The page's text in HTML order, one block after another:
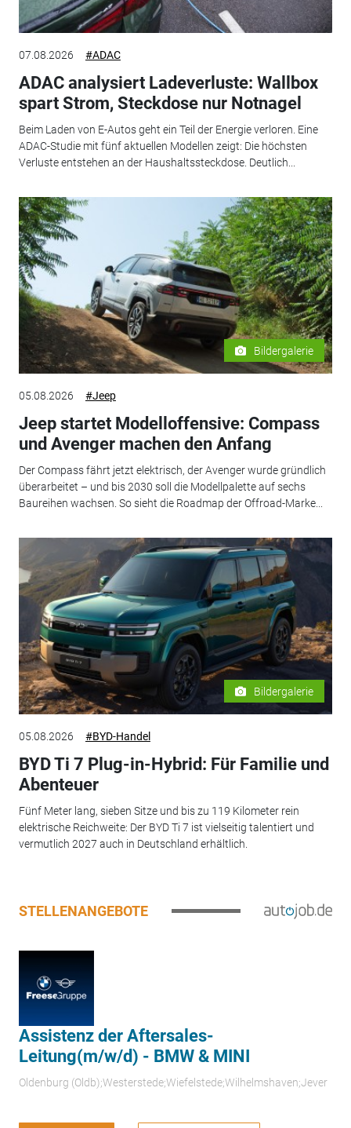
07.08.2026 #ADAC
ADAC analysiert Ladeverluste: Wallbox
spart Strom, Steckdose nur Notnagel
Beim Laden von E-Autos geht ein Teil der Energie verloren. Eine
ADAC-Studie mit fünf aktuellen Modellen zeigt: Die höchsten
Verluste entstehen an der Haushaltssteckdose. Deutlich...
Bildergalerie
05.08.2026 #Jeep
Jeep startet Modelloffensive: Compass
und Avenger machen den Anfang
Der Compass fährt jetzt elektrisch, der Avenger wurde gründlich
überarbeitet – und bis 2030 soll die Modellpalette auf sechs
Baureihen wachsen. So sieht die Roadmap der Offroad-Marke...
Bildergalerie
05.08.2026 #BYD-Handel
BYD Ti 7 Plug-in-Hybrid: Für Familie und
Abenteuer
Fünf Meter lang, sieben Sitze und bis zu 119 Kilometer rein
elektrische Reichweite: Der BYD Ti 7 ist vielseitig talentiert und
vermutlich 2027 auch in Deutschland erhältlich.
STELLENANGEBOTE
Assistenz der Aftersales-
Leitung(m/w/d) - BMW & MINI
Oldenburg (Oldb);Westerstede;Wiefelstede;Wilhelmshaven;Jever